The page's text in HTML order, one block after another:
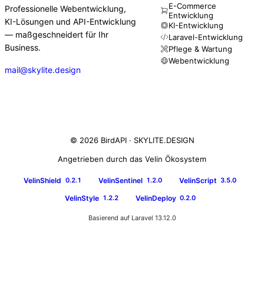
Professionelle Webentwicklung,
KI-Lösungen und API-Entwicklung
— maßgeschneidert für Ihr
Business.
mail@skylite.design
E-Commerce
Entwicklung
KI-Entwicklung
Laravel-Entwicklung
Pflege & Wartung
Webentwicklung
© 2026 BirdAPI · SKYLITE.DESIGN
Angetrieben durch das Velin Ökosystem
VelinShield 0.2.1 VelinSentinel 1.2.0 VelinScript 3.5.0
VelinStyle 1.2.2 VelinDeploy 0.2.0
Basierend auf Laravel 13.12.0